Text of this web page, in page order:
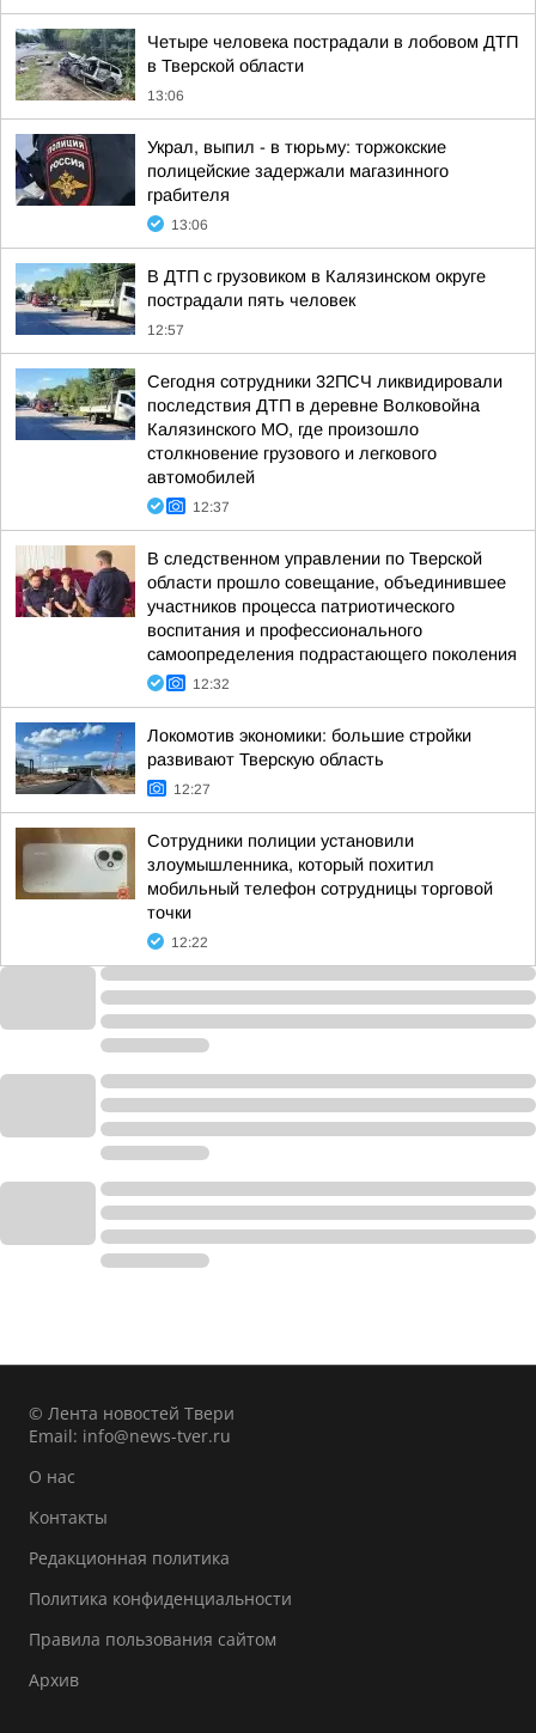
Четыре человека пострадали в лобовом ДТП
в Тверской области
13:06
Украл, выпил - в тюрьму: торжокские
полицейские задержали магазинного
грабителя
13:06
В ДТП с грузовиком в Калязинском округе
пострадали пять человек
12:57
Сегодня сотрудники 32ПСЧ ликвидировали
последствия ДТП в деревне Волковойна
Калязинского МО, где произошло
столкновение грузового и легкового
автомобилей
12:37
В следственном управлении по Тверской
области прошло совещание, объединившее
участников процесса патриотического
воспитания и профессионального
самоопределения подрастающего поколения
12:32
Локомотив экономики: большие стройки
развивают Тверскую область
12:27
Сотрудники полиции установили
злоумышленника, который похитил
мобильный телефон сотрудницы торговой
точки
12:22
© Лента новостей Твери
Email: info@news-tver.ru
О нас
Контакты
Редакционная политика
Политика конфиденциальности
Правила пользования сайтом
Архив